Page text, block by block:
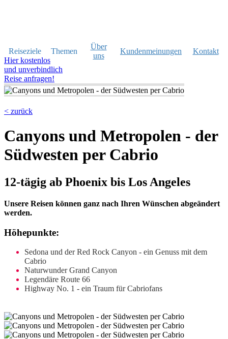
Reiseziele Themen
Über
uns
Kundenmeinungen
Kontakt
Hier kostenlos
und unverbindlich
Reise anfragen!
< zurück
Canyons und Metropolen - der
Südwesten per Cabrio
12-tägig ab Phoenix bis Los Angeles
Unsere Reisen können ganz nach Ihren Wünschen abgeändert
werden.
Höhepunkte:
Sedona und der Red Rock Canyon - ein Genuss mit dem
Cabrio
Naturwunder Grand Canyon
Legendäre Route 66
Highway No. 1 - ein Traum für Cabriofans